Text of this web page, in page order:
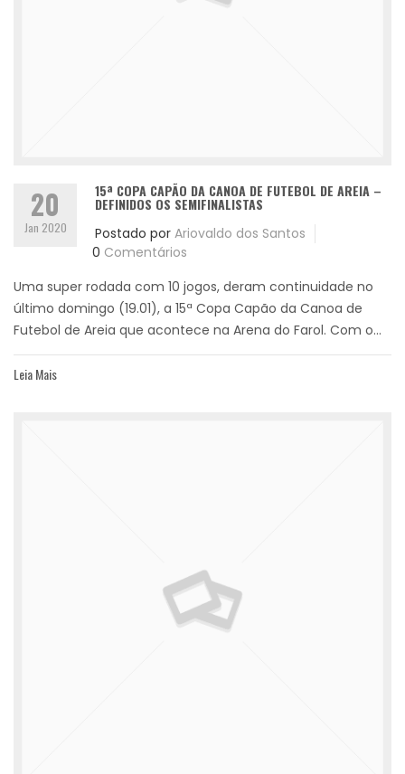
20
Jan 2020
15ª COPA CAPÃO DA CANOA DE FUTEBOL DE AREIA –
DEFINIDOS OS SEMIFINALISTAS
Postado por Ariovaldo dos Santos
0 Comentários
Uma super rodada com 10 jogos, deram continuidade no
último domingo (19.01), a 15ª Copa Capão da Canoa de
Futebol de Areia que acontece na Arena do Farol. Com o...
Leia Mais